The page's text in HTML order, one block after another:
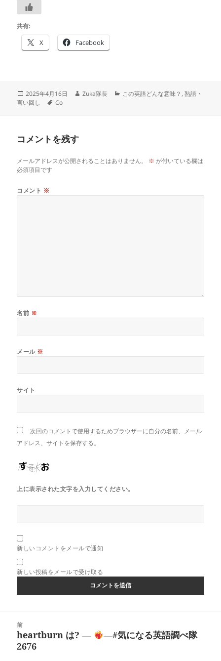
共有:
X Facebook
投
稿
2025年4月16日
作
Zuka隊長
カ
この英語どんな意味？ ,熟語・
言い回し
タ
Co
コメントを残す
メールアドレスが公開されることはありません。 ※ が付いている欄は
必須項目です
コメント ※
名前 ※
メール ※
サイト
次回のコメントで使用するためブラウザーに自分の名前、メール
アドレス、サイトを保存する。
上に表示された文字を入力してください。
新しいコメントをメールで通知
新しい投稿をメールで受け取る
前
前
の
heartburn は? ―
―#気になる英語調べ隊
2676